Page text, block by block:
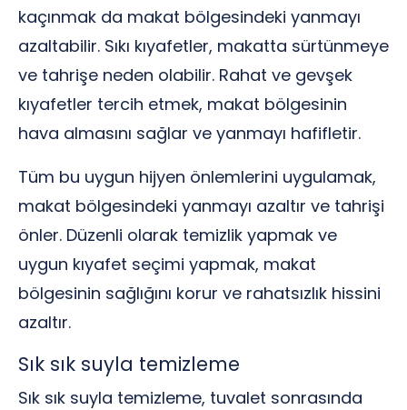
kaçınmak da makat bölgesindeki yanmayı
azaltabilir. Sıkı kıyafetler, makatta sürtünmeye
ve tahrişe neden olabilir. Rahat ve gevşek
kıyafetler tercih etmek, makat bölgesinin
hava almasını sağlar ve yanmayı hafifletir.
Tüm bu uygun hijyen önlemlerini uygulamak,
makat bölgesindeki yanmayı azaltır ve tahrişi
önler. Düzenli olarak temizlik yapmak ve
uygun kıyafet seçimi yapmak, makat
bölgesinin sağlığını korur ve rahatsızlık hissini
azaltır.
Sık sık suyla temizleme
Sık sık suyla temizleme, tuvalet sonrasında